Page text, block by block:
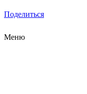
Поделиться
Меню